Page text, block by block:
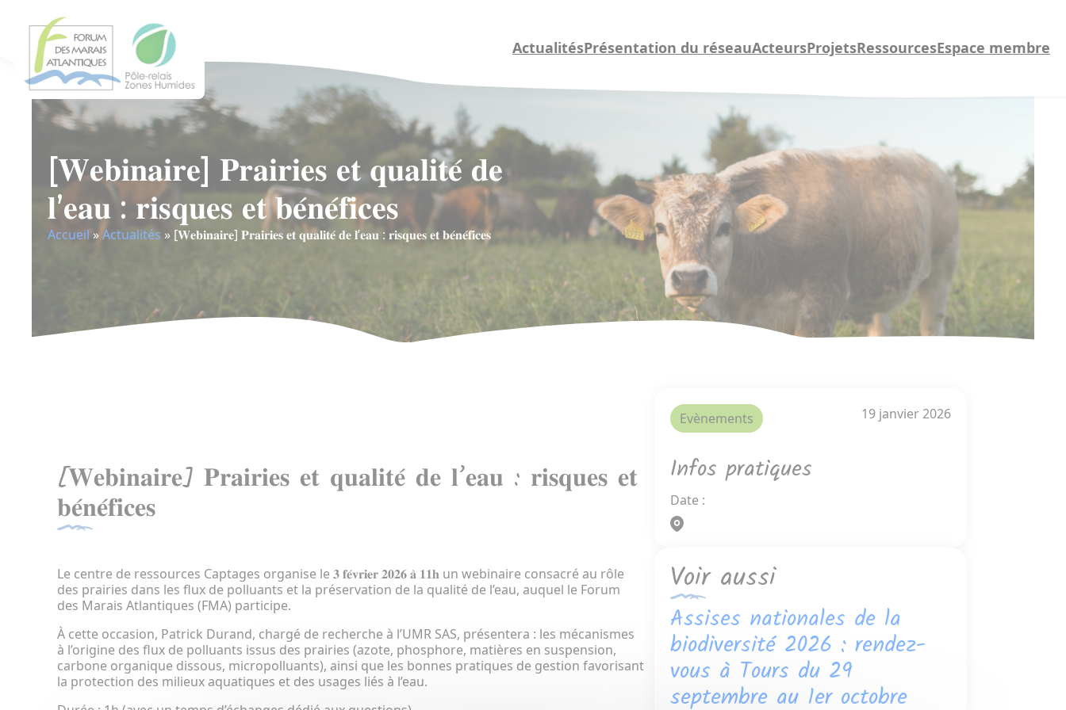
ActualitésPrésentation du réseauActeursProjetsRessourcesEspace membre
[𝐖𝐞𝐛𝐢𝐧𝐚𝐢𝐫𝐞] 𝐏𝐫𝐚𝐢𝐫𝐢𝐞𝐬 𝐞𝐭 𝐪𝐮𝐚𝐥𝐢𝐭𝐞́ 𝐝𝐞
𝐥’𝐞𝐚𝐮 : 𝐫𝐢𝐬𝐪𝐮𝐞𝐬 𝐞𝐭 𝐛𝐞́𝐧𝐞́𝐟𝐢𝐜𝐞𝐬
Accueil»Actualités » [𝐖𝐞𝐛𝐢𝐧𝐚𝐢𝐫𝐞] 𝐏𝐫𝐚𝐢𝐫𝐢𝐞𝐬 𝐞𝐭 𝐪𝐮𝐚𝐥𝐢𝐭𝐞́ 𝐝𝐞 𝐥’𝐞𝐚𝐮 : 𝐫𝐢𝐬𝐪𝐮𝐞𝐬 𝐞𝐭 𝐛𝐞́𝐧𝐞́𝐟𝐢𝐜𝐞𝐬
[𝐖𝐞𝐛𝐢𝐧𝐚𝐢𝐫𝐞] 𝐏𝐫𝐚𝐢𝐫𝐢𝐞𝐬 𝐞𝐭 𝐪𝐮𝐚𝐥𝐢𝐭𝐞́ 𝐝𝐞 𝐥’𝐞𝐚𝐮 : 𝐫𝐢𝐬𝐪𝐮𝐞𝐬 𝐞𝐭
𝐛𝐞́𝐧𝐞́𝐟𝐢𝐜𝐞𝐬
Le centre de ressources Captages organise le 𝟑 𝐟𝐞́𝐯𝐫𝐢𝐞𝐫 𝟐𝟎𝟐𝟔 𝐚̀ 𝟏𝟏𝐡 un webinaire consacré au rôle
des prairies dans les flux de polluants et la préservation de la qualité de l’eau, auquel le Forum
des Marais Atlantiques (FMA) participe.
À cette occasion, Patrick Durand, chargé de recherche à l’UMR SAS, présentera : les mécanismes
à l’origine des flux de polluants issus des prairies (azote, phosphore, matières en suspension,
carbone organique dissous, micropolluants), ainsi que les bonnes pratiques de gestion favorisant
la protection des milieux aquatiques et des usages liés à l’eau.
19 janvier 2026
Evènements
Infos pratiques
Date :
Voir aussi
Assises nationales de la
biodiversité 2026 : rendez-
vous à Tours du 29
septembre au 1er octobre